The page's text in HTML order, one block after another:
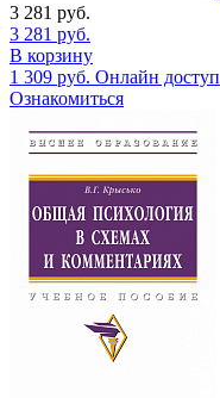
3 281 руб.
3 281 руб.
В корзину
1 309 руб. Онлайн доступ
Ознакомиться